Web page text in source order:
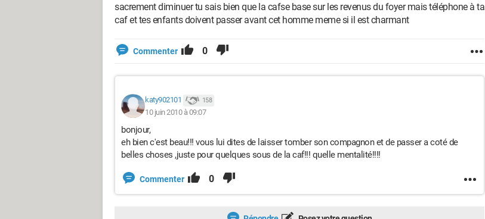
sacrement diminuer tu sais bien que la cafse base sur les revenus du foyer mais téléphone à ta
caf et tes enfants doivent passer avant cet homme meme si il est charmant
Commenter 0
katy902101 158
10 juin 2010 à 09:07
bonjour,
eh bien c'est beau!!! vous lui dites de laisser tomber son compagnon et de passer a coté de
belles choses ,juste pour quelques sous de la caf!!! quelle mentalité!!!!
Commenter 0